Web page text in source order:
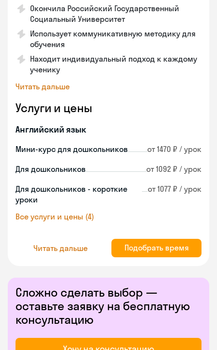
Окончила Российский Государственный
Социальный Университет
Использует коммуникативную методику для
обучения
Находит индивидуальный подход к каждому
ученику
Читать дальше
Услуги и цены
Английский язык
Мини-курс для дошкольников от 1470 ₽ / урок
Для дошкольников от 1092 ₽ / урок
Для дошкольников - короткие
уроки
от 1077 ₽ / урок
Все услуги и цены (4)
Читать дальше Подобрать время
Сложно сделать выбор —
оставьте заявку на бесплатную
консультацию